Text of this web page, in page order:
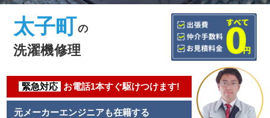
太子町の
洗濯機修理
緊急対応 お電話1本すぐ駆けつけます!
元メーカーエンジニアも在籍する